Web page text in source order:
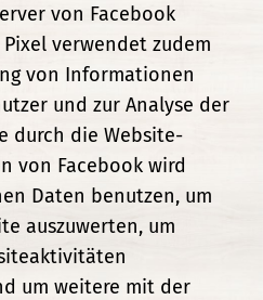
von Facebook
verwendet zudem
von Informationen
und zur Analyse der
durch die Website-
von Facebook wird
Daten benutzen, um
auszuwerten, um
um weitere mit der